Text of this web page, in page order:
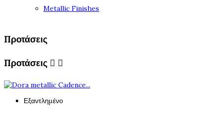
Metallic Finishes
Προτάσεις
Προτάσεις  
Εξαντλημένο